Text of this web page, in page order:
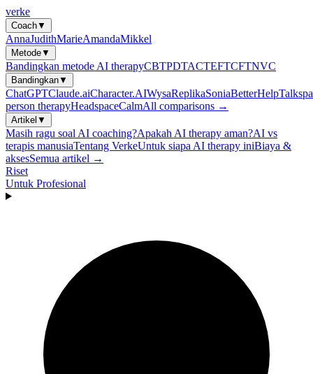
verke
Coach▼
AnnaJudithMarieAmandaMikkel
Metode▼
Bandingkan metode AI therapyCBTPDTACTEFTCFTNVC
Bandingkan▼
ChatGPTClaude.aiCharacter.AIWysaReplikaSoniaBetterHelp
person therapyHeadspaceCalmAll comparisons →
Artikel ▼
Masih ragu soal AI coaching?Apakah AI therapy aman?AI vs
terapis manusiaTentang VerkeUntuk siapa AI therapy iniBiaya &
aksesSemua artikel →
Riset
Untuk Profesional